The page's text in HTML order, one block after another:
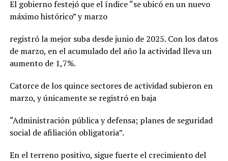
El gobierno festejó que el índice “se ubicó en un nuevo
máximo histórico” y marzo
registró la mejor suba desde junio de 2025. Con los datos
de marzo, en el acumulado del año la actividad lleva un
aumento de 1,7%.
Catorce de los quince sectores de actividad subieron en
marzo, y únicamente se registró en baja
“Administración pública y defensa; planes de seguridad
social de afiliación obligatoria”.
En el terreno positivo, sigue fuerte el crecimiento del